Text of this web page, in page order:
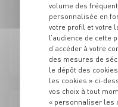
Second Manager de
frais (H/F)
Aubagne (13)
volume des
personnalisée en
votre profil et votre
l’audience de cette
d’accéder à votre
des mesures de
le dépôt des
les cookies » ci-
vos choix à tout
« personnaliser les